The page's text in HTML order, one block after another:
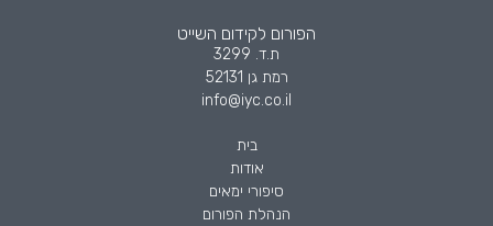
הפורום לקידום השייט
ת.ד. 3299
רמת גן 52131
info@iyc.co.il
בית
אודות
סיפורי ימאים
הנהלת הפורום